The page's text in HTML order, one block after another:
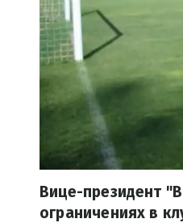
Вице-президент
ограничениях в